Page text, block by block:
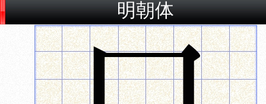
明朝体